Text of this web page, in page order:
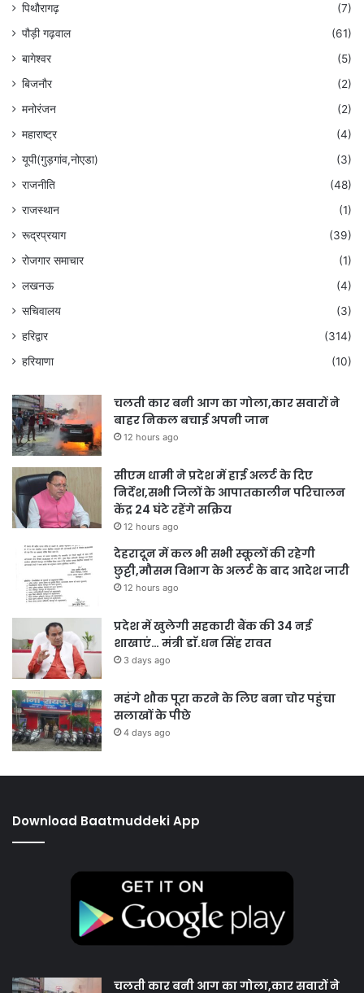
पिथौरागढ़
(7)
पौड़ी गढ़वाल
(61)
बागेश्वर
(5)
बिजनौर
(2)
मनोरंजन
(2)
महाराष्ट्र
(4)
यूपी(गुड़गांव,नोएडा)
(3)
राजनीति
(48)
राजस्थान
(1)
रूद्रप्रयाग
(39)
रोजगार समाचार
(1)
लखनऊ
(4)
सचिवालय
(3)
हरिद्वार
(314)
हरियाणा
(10)
चलती कार बनी आग का गोला,कार सवारों ने
बाहर निकल बचाई अपनी जान
12 hours ago
सीएम धामी ने प्रदेश में हाई अलर्ट के दिए
निर्देश,सभी जिलों के आपातकालीन परिचालन
केंद्र 24 घंटे रहेंगे सक्रिय
12 hours ago
देहरादून में कल भी सभी स्कूलों की रहेगी
छुट्टी,मौसम विभाग के अलर्ट के बाद आदेश जारी
12 hours ago
प्रदेश में खुलेगी सहकारी बैंक की 34 नई
शाखाएं… मंत्री डाॅ.धन सिंह रावत
3 days ago
महंगे शौक पूरा करने के लिए बना चोर पहुंचा
सलाखों के पीछे
4 days ago
Download Baatmuddeki App
चलती कार बनी आग का गोला,कार सवारों ने